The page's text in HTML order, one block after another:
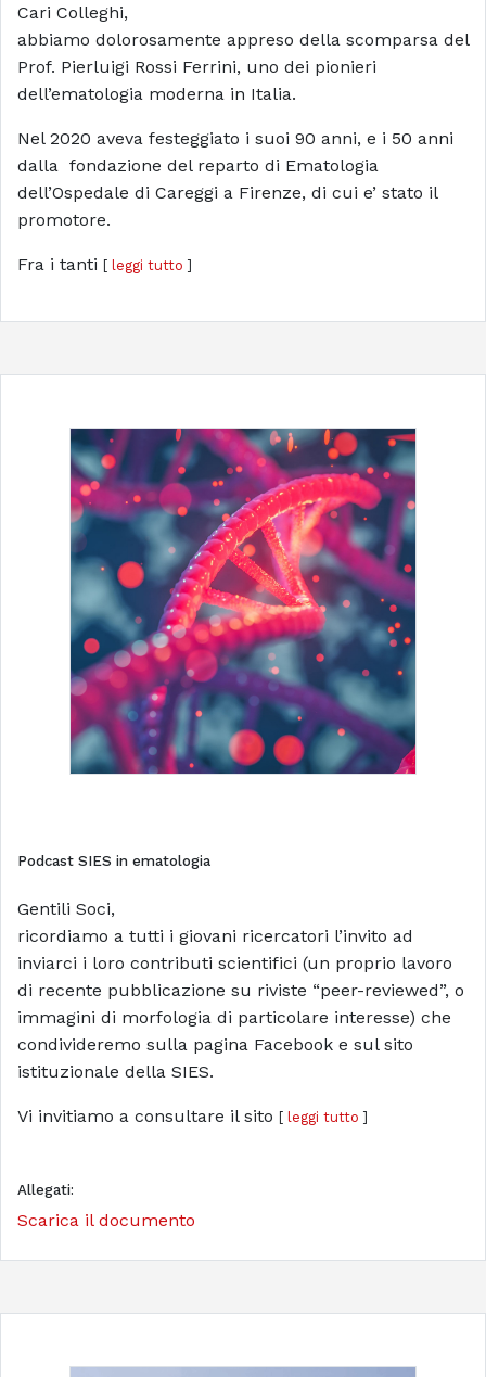
Cari Colleghi,
abbiamo dolorosamente appreso della scomparsa del
Prof. Pierluigi Rossi Ferrini, uno dei pionieri
dell’ematologia moderna in Italia.
Nel 2020 aveva festeggiato i suoi 90 anni, e i 50 anni
dalla fondazione del reparto di Ematologia
dell’Ospedale di Careggi a Firenze, di cui e’ stato il
promotore.
Fra i tanti [ leggi tutto ]
Podcast SIES in ematologia
Gentili Soci,
ricordiamo a tutti i giovani ricercatori l’invito ad
inviarci i loro contributi scientifici (un proprio lavoro
di recente pubblicazione su riviste “peer-reviewed”, o
immagini di morfologia di particolare interesse) che
condivideremo sulla pagina Facebook e sul sito
istituzionale della SIES.
Vi invitiamo a consultare il sito [ leggi tutto ]
Allegati:
Scarica il documento